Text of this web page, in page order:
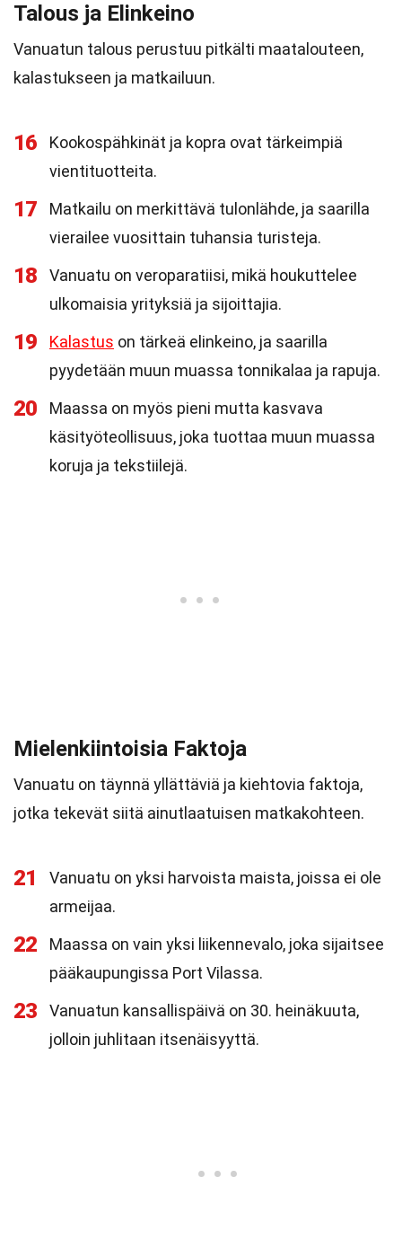
Talous ja Elinkeino
Vanuatun talous perustuu pitkälti maatalouteen,
kalastukseen ja matkailuun.
16
Kookospähkinät ja kopra ovat tärkeimpiä
vientituotteita.
17
Matkailu on merkittävä tulonlähde, ja saarilla
vierailee vuosittain tuhansia turisteja.
18
Vanuatu on veroparatiisi, mikä houkuttelee
ulkomaisia yrityksiä ja sijoittajia.
19 Kalastus on tärkeä elinkeino, ja saarilla
pyydetään muun muassa tonnikalaa ja rapuja.
20
Maassa on myös pieni mutta kasvava
käsityöteollisuus, joka tuottaa muun muassa
koruja ja tekstiilejä.
Mielenkiintoisia Faktoja
Vanuatu on täynnä yllättäviä ja kiehtovia faktoja,
jotka tekevät siitä ainutlaatuisen matkakohteen.
21
Vanuatu on yksi harvoista maista, joissa ei ole
armeijaa.
22
Maassa on vain yksi liikennevalo, joka sijaitsee
pääkaupungissa Port Vilassa.
23
Vanuatun kansallispäivä on 30. heinäkuuta,
jolloin juhlitaan itsenäisyyttä.